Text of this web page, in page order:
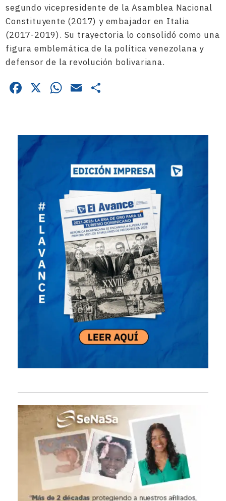
segundo vicepresidente de la Asamblea Nacional
Constituyente (2017) y embajador en Italia
(2017-2019). Su trayectoria lo consolidó como una
figura emblemática de la política venezolana y
defensor de la revolución bolivariana.
Facebook
X WhatsApp
Email